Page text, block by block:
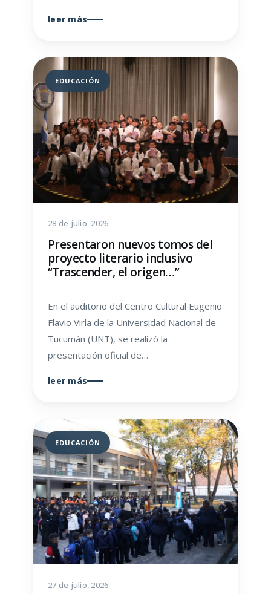
leer más
EDUCACIÓN
28 de julio, 2026
Presentaron nuevos tomos del
proyecto literario inclusivo
“Trascender, el origen…”
En el auditorio del Centro Cultural Eugenio
Flavio Virla de la Universidad Nacional de
Tucumán (UNT), se realizó la
presentación oficial de…
leer más
EDUCACIÓN
27 de julio, 2026